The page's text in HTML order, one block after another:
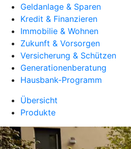
Geldanlage & Sparen
Kredit & Finanzieren
Immobilie & Wohnen
Zukunft & Vorsorgen
Versicherung & Schützen
Generationenberatung
Hausbank-Programm
Übersicht
Produkte